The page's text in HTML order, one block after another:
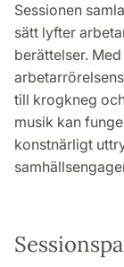
Sessionen
sätt lyfter
berättelser.
till krogkneg
musik kan
konstnärligt